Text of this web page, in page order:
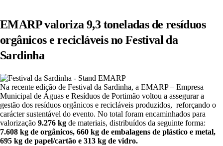
EMARP valoriza 9,3 toneladas de resíduos
orgânicos e recicláveis no Festival da
Sardinha
Na recente edição de Festival da Sardinha, a EMARP – Empresa
Municipal de Águas e Resíduos de Portimão voltou a assegurar a
gestão dos resíduos orgânicos e recicláveis produzidos, reforçando o
carácter sustentável do evento. No total foram encaminhados para
valorização 9.276 kg de materiais, distribuídos da seguinte forma:
7.608 kg de orgânicos, 660 kg de embalagens de plástico e metal,
695 kg de papel/cartão e 313 kg de vidro.